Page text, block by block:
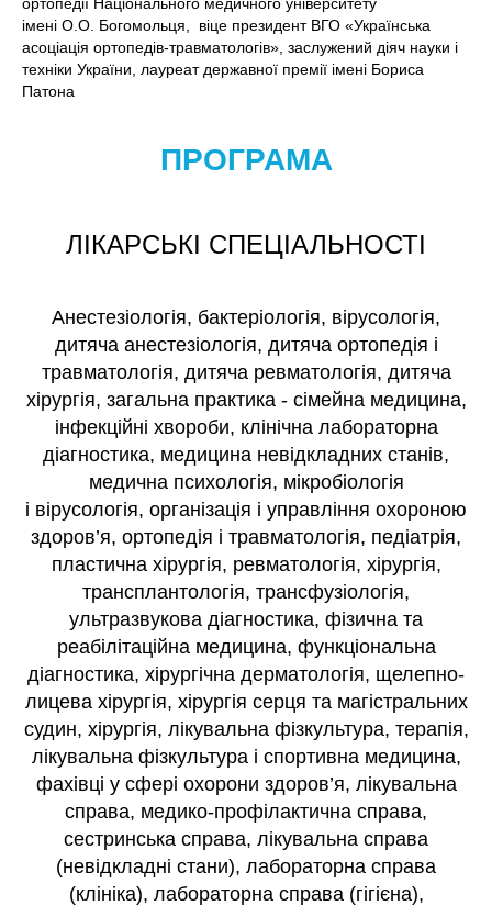
імені О.О. Богомольця, віце президент ВГО «Українська
асоціація ортопедів-травматологів», заслужений діяч науки і
техніки України, лауреат державної премії імені Бориса
Патона
ПРОГРАМА
ЛІКАРСЬКІ СПЕЦІАЛЬНОСТІ
Анестезіологія, бактеріологія, вірусологія,
дитяча анестезіологія, дитяча ортопедія і
травматологія, дитяча ревматологія, дитяча
хірургія, загальна практика - сімейна медицина,
інфекційні хвороби, клінічна лабораторна
діагностика, медицина невідкладних станів,
медична психологія, мікробіологія
і вірусологія, організація і управління охороною
здоров’я, ортопедія і травматологія, педіатрія,
пластична хірургія, ревматологія, хірургія,
трансплантологія, трансфузіологія,
ультразвукова діагностика, фізична та
реабілітаційна медицина, функціональна
діагностика, хірургічна дерматологія, щелепно-
лицева хірургія, хірургія серця та магістральних
судин, хірургія, лікувальна фізкультура, терапія,
лікувальна фізкультура і спортивна медицина,
фахівці у сфері охорони здоров’я, лікувальна
справа, медико-профілактична справа,
сестринська справа, лікувальна справа
(невідкладні стани), лабораторна справа
(клініка), лабораторна справа (гігієна),